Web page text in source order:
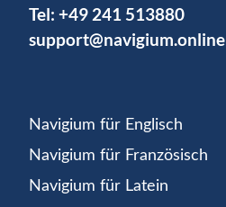
Tel: +49 241 513880
support@navigium.online
Navigium für Englisch
Navigium für Französisch
Navigium für Latein